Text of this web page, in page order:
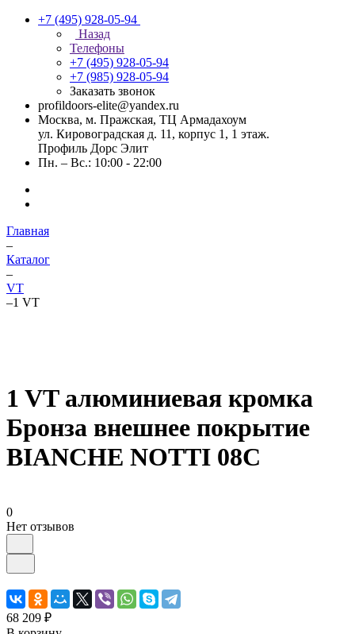
+7 (495) 928-05-94
Назад
Телефоны
+7 (495) 928-05-94
+7 (985) 928-05-94
Заказать звонок
profildoors-elite@yandex.ru
Москва, м. Пражская, ТЦ Армадахоум
ул. Кировоградская д. 11, корпус 1, 1 этаж.
Профиль Дорс Элит
Пн. – Вс.: 10:00 - 22:00
Главная
–
Каталог
–
VT
–1 VT
1 VT алюминиевая кромка
Бронза внешнее покрытие
BIANCHE NOTTI 08C
0
Нет отзывов
68 209 ₽